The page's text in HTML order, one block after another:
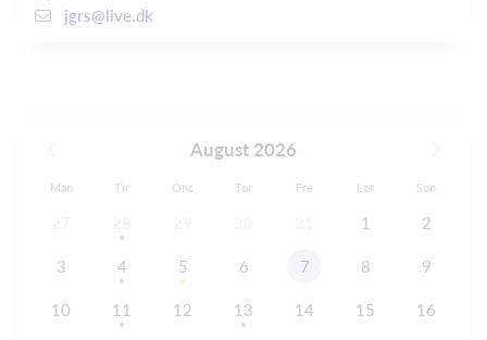
jgrs@live.dk
August 2026
Man Tir Ons Tor Fre Lør Søn
1 2
3 4 5 6 7 8 9
10 11 12 13 14 15 16